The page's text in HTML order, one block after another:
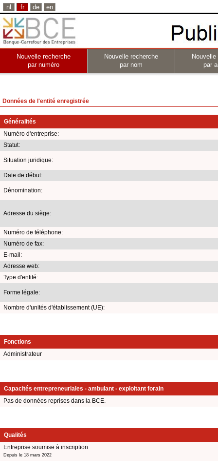
nl fr de en
Nouvelle recherche
par numéro
Nouvelle recherche
par nom
par
Données de l'entité enregistrée
Généralités
Numéro d'entreprise:
Statut:
Situation juridique:
Date de début:
Dénomination:
Adresse du siège:
Numéro de téléphone:
Numéro de fax:
E-mail:
Adresse web:
Type d'entité:
Forme légale:
Nombre d'unités d'établissement (UE):
Fonctions
Administrateur
Capacités entrepreneuriales - ambulant - exploitant forain
Pas de données reprises dans la BCE.
Qualités
Entreprise soumise à inscription
Depuis le 18 mars 2022